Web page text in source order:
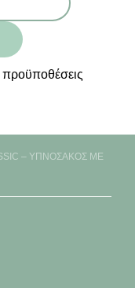
προϋποθέσεις
– ΥΠΝΌΣΑΚΟΣ ΜΕ